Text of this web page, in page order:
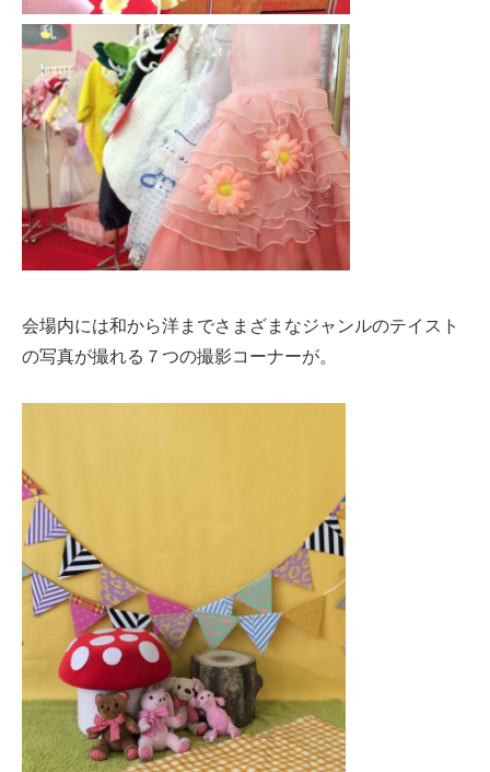
会場内には和から洋までさまざまなジャンルのテイスト
の写真が撮れる７つの撮影コーナーが。